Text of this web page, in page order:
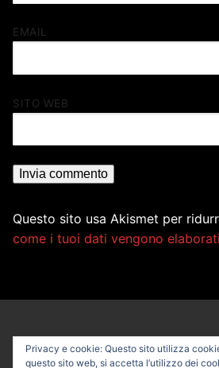
EMAIL
SITO WEB
Questo sito usa Akismet per
come i tuoi dati vengono elaborati
Privacy e cookie: Questo sito utilizza
questo sito web, si accetta l’utilizzo dei